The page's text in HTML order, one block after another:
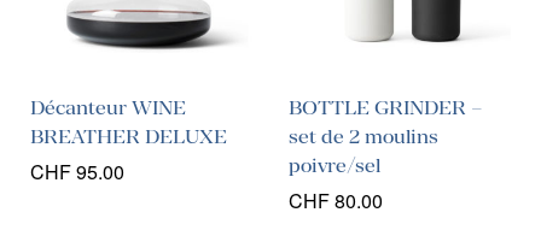
Décanteur WINE
BREATHER DELUXE
CHF95.00
BOTTLE GRINDER –
set de 2 moulins
poivre/sel
CHF80.00